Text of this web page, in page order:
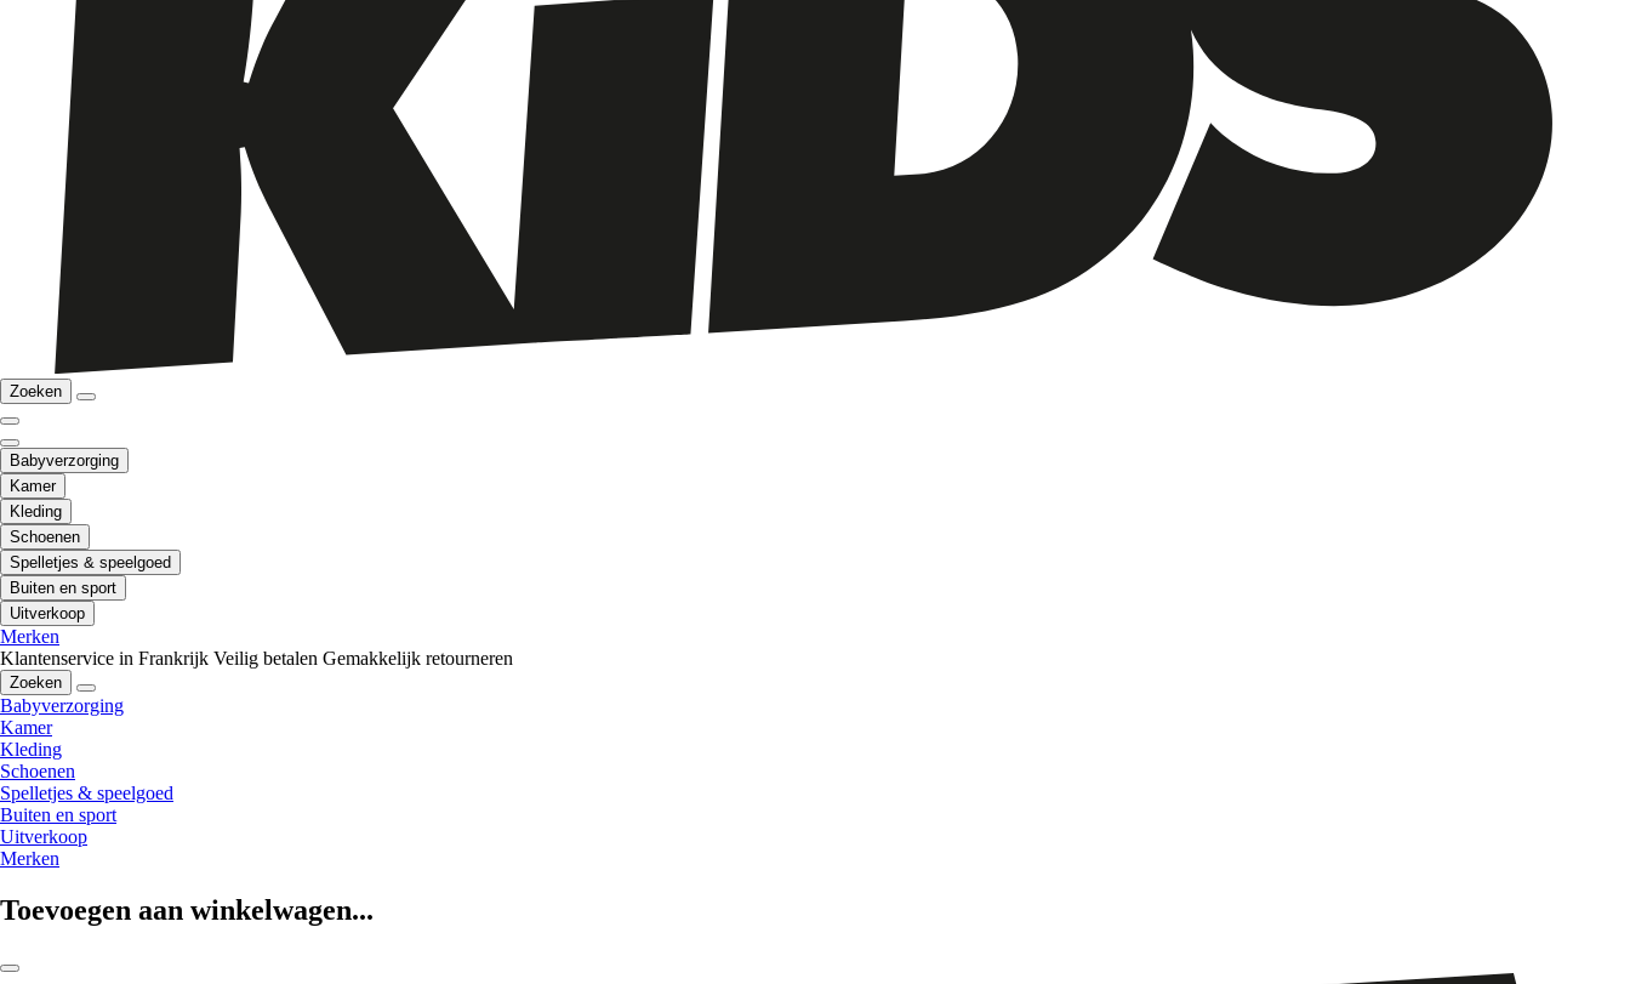
Zoeken
Babyverzorging
Kamer
Kleding
Schoenen
Spelletjes & speelgoed
Buiten en sport
Uitverkoop
Merken
Klantenservice in Frankrijk Veilig betalen Gemakkelijk retourneren
Zoeken
Babyverzorging
Kamer
Kleding
Schoenen
Spelletjes & speelgoed
Buiten en sport
Uitverkoop
Merken
Toevoegen aan winkelwagen...